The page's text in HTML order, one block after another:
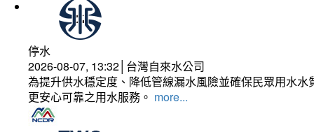
停水
2026-08-07, 13:32│台灣自來水公司
為提升供水穩定度、降低管線漏水風險並確保民眾用水
更安心可靠之用水服務。 more...